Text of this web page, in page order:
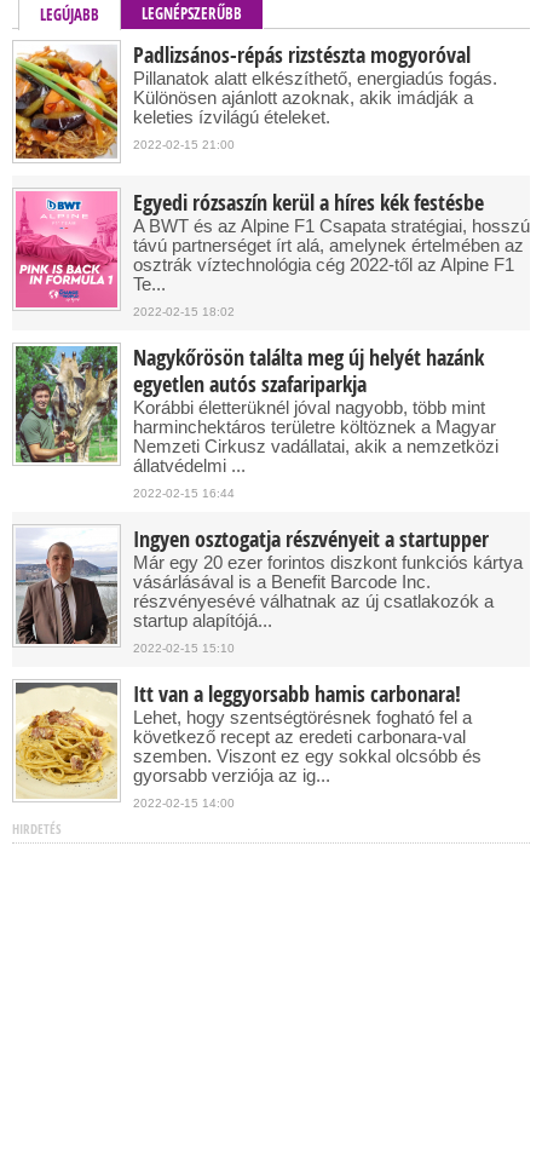
LEGÚJABB LEGNÉPSZERŰBB
Padlizsános-répás rizstészta mogyoróval
Pillanatok alatt elkészíthető, energiadús fogás.
Különösen ajánlott azoknak, akik imádják a
keleties ízvilágú ételeket.
2022-02-15 21:00
Egyedi rózsaszín kerül a híres kék festésbe
A BWT és az Alpine F1 Csapata stratégiai, hosszú
távú partnerséget írt alá, amelynek értelmében az
osztrák víztechnológia cég 2022-től az Alpine F1
Te...
2022-02-15 18:02
Nagykőrösön találta meg új helyét hazánk
egyetlen autós szafariparkja
Korábbi életterüknél jóval nagyobb, több mint
harminchektáros területre költöznek a Magyar
Nemzeti Cirkusz vadállatai, akik a nemzetközi
állatvédelmi ...
2022-02-15 16:44
Ingyen osztogatja részvényeit a startupper
Már egy 20 ezer forintos diszkont funkciós kártya
vásárlásával is a Benefit Barcode Inc.
részvényesévé válhatnak az új csatlakozók a
startup alapítójá...
2022-02-15 15:10
Itt van a leggyorsabb hamis carbonara!
Lehet, hogy szentségtörésnek fogható fel a
következő recept az eredeti carbonara-val
szemben. Viszont ez egy sokkal olcsóbb és
gyorsabb verziója az ig...
2022-02-15 14:00
HIRDETÉS